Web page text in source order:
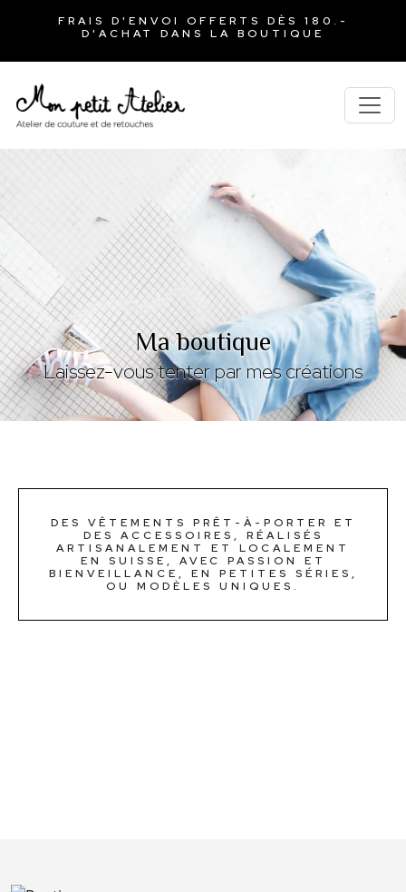
FRAIS D'ENVOI OFFERTS DÈS 180.-
D'ACHAT DANS LA BOUTIQUE
Ma boutique
Laissez-vous tenter par mes créations
DES VÊTEMENTS PRÊT-À-PORTER ET
DES ACCESSOIRES, RÉALISÉS
ARTISANALEMENT ET LOCALEMENT
EN SUISSE, AVEC PASSION ET
BIENVEILLANCE, EN PETITES SÉRIES,
OU MODÈLES UNIQUES.